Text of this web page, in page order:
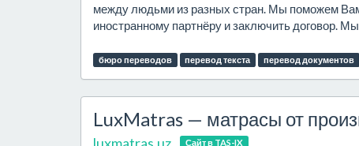
между людьми из разных стран. Мы поможем
иностранному партнёру и заключить договор.
бюро переводов перевод текста перевод документов
LuxMatras — матрасы от
Сайт в TAS-IX